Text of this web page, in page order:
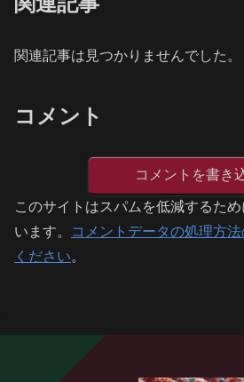
関連記事は見つかりませんでした。
コメント
コメントを書き
このサイトはスパムを低減するた
います。
コメントデータの処理方
ください。